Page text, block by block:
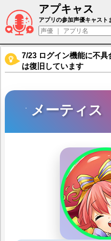
アプキャス
メーティス（声
アプリの参加声優キャスト
7/23 ログイン機能に不
は復旧しています
メーティス